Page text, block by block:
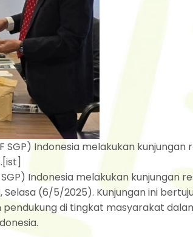
Indonesia melakukan kunjungan
SGP) Indonesia melakukan kunjungan
, Selasa (6/5/2025). Kunjungan ini
di tingkat masyarakat